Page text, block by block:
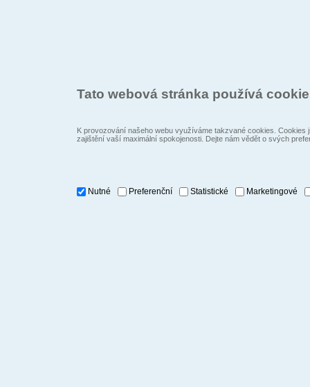
Tato webová stránka používá
K provozování našeho webu využíváme takzvané cookies.
zajištění vaší maximální spokojenosti. Dejte nám vědět o svých
Nutné Preferenční Statistické Marketingové